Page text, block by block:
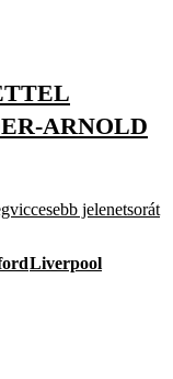
ARNOLD
jelenetsorát
Liverpool